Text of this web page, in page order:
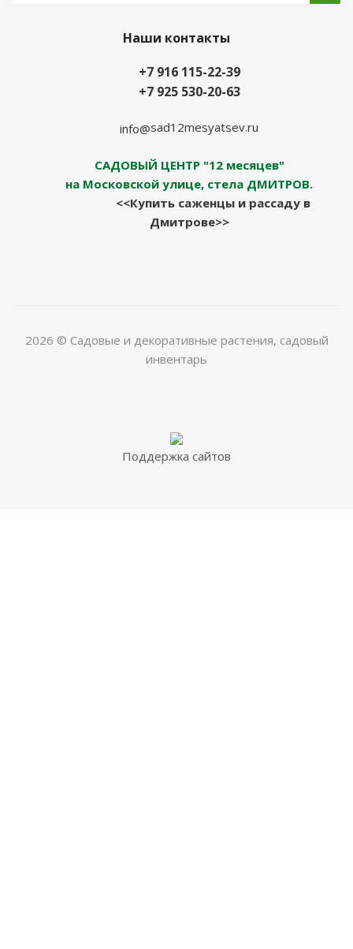
Наши контакты
+7 916 115-22-39
+7 925 530-20-63
info@sad12mesyatsev.ru
САДОВЫЙ ЦЕНТР "12 месяцев"
на Московской улице, стела ДМИТРОВ.
<<Купить саженцы и рассаду в
Дмитрове>>
2026 © Садовые и декоративные растения, садовый
инвентарь
Поддержка сайтов